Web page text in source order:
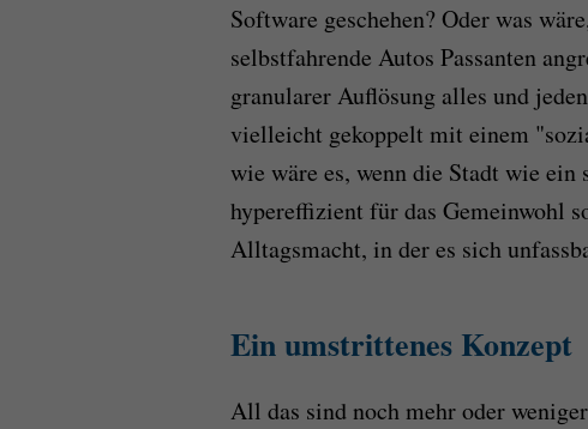
Software geschehen? Oder was
selbstfahrende Autos Passanten
granularer Auflösung alles und
vielleicht gekoppelt mit einem
wie wäre es, wenn die Stadt wie
hypereffizient für das Gemeinwohl
Alltagsmacht, in der es sich
Ein umstrittenes Konzept
All das sind noch mehr oder